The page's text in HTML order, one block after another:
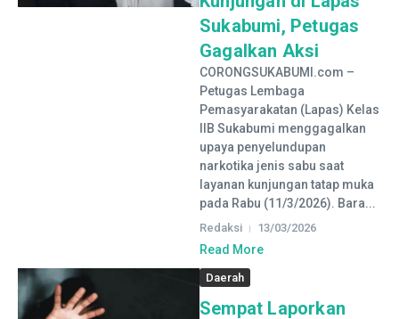
Sukabumi, Petugas
Gagalkan Aksi
CORONGSUKABUMI.com –
Petugas Lembaga
Pemasyarakatan (Lapas) Kelas
IIB Sukabumi menggagalkan
upaya penyelundupan
narkotika jenis sabu saat
layanan kunjungan tatap muka
pada Rabu (11/3/2026). Bara...
Redaksi 13/03/2026
Read More
Daerah
Sempat Laporkan